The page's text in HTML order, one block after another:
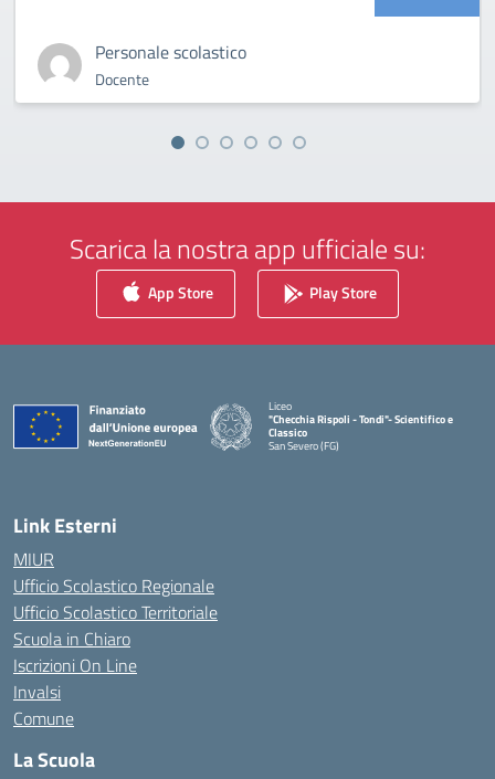
Personale scolastico
Docente
Scarica la nostra app ufficiale su:
App Store Play Store
Liceo
"Checchia Rispoli - Tondi"- Scientifico e
Classico
San Severo (FG)
Link Esterni
MIUR
Ufficio Scolastico Regionale
Ufficio Scolastico Territoriale
Scuola in Chiaro
Iscrizioni On Line
Invalsi
Comune
La Scuola